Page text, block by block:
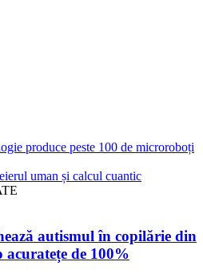
produce peste 100 de microroboți
uman și calcul cuantic
autismul în copilărie din
de 100%